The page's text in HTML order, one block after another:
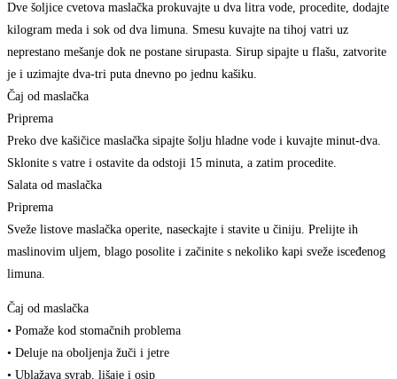
Dve šoljice cvetova maslačka prokuvajte u dva litra vode, procedite, dodajte
kilogram meda i sok od dva limuna. Smesu kuvajte na tihoj vatri uz
neprestano mešanje dok ne postane sirupasta. Sirup sipajte u flašu, zatvorite
je i uzimajte dva-tri puta dnevno po jednu kašiku.
Čaj od maslačka
Priprema
Preko dve kašičice maslačka sipajte šolju hladne vode i kuvajte minut-dva.
Sklonite s vatre i ostavite da odstoji 15 minuta, a zatim procedite.
Salata od maslačka
Priprema
Sveže listove maslačka operite, naseckajte i stavite u činiju. Prelijte ih
maslinovim uljem, blago posolite i začinite s nekoliko kapi sveže isceđenog
limuna.
Čaj od maslačka
• Pomaže kod stomačnih problema
• Deluje na oboljenja žuči i jetre
• Ublažava svrab, lišaje i osip